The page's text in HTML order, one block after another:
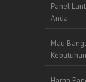
Panel
Anda
Mau